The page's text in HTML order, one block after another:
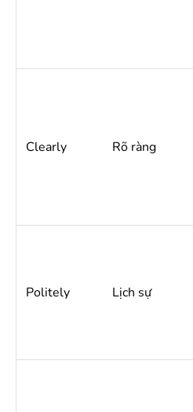
Clearly Rõ ràng
Politely Lịch sự